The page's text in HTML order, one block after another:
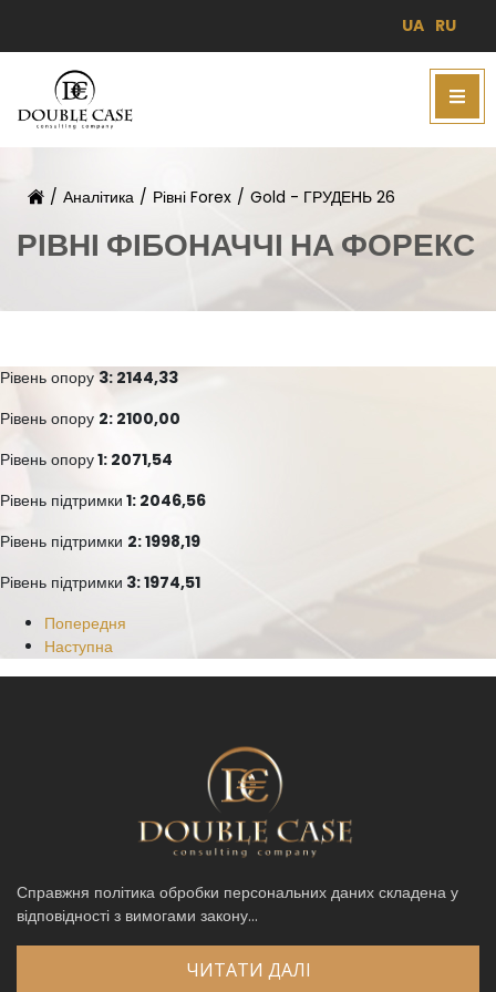
UA RU
/ Аналітика / Рівні Forex / Gold - ГРУДЕНЬ 26
РІВНІ ФІБОНАЧЧІ НА ФОРЕКС
Рівень опору 3: 2144,33
Рівень опору 2: 2100,00
Рівень опору1: 2071,54
Рівень підтримки 1: 2046,56
Рівень підтримки 2: 1998,19
Рівень підтримки 3: 1974,51
Попередня
Наступна
Справжня політика обробки персональних даних складена у
відповідності з вимогами закону...
ЧИТАТИ ДАЛІ